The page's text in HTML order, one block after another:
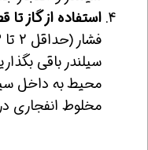
استفاده از گاز
سیلندر باقی
محیط به داخل
مخلوط انفجاری